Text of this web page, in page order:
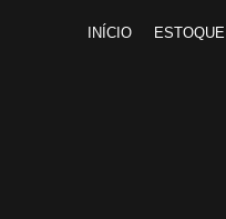
INÍCIO ESTOQUE